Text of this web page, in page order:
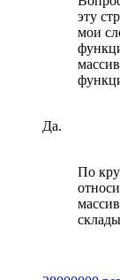
эту
мои
Да.
По